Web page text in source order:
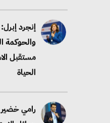
إنجرد
والحوكمة
مستقبل
الحياة
رامي